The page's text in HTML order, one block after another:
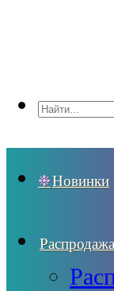
Новинки
Распродажа